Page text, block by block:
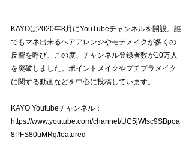
KAYOは2020年8月にYouTubeチャンネルを開設。誰
でもマネ出来るヘアアレンジやモテメイクが多くの
反響を呼び、この度、チャンネル登録者数が10万人
を突破しました。ポイントメイクやプチプラメイク
に関する動画などを中心に投稿しています。
KAYO Youtubeチャンネル：
https://www.youtube.com/channel/UC5jWlsc9SBpoa
8PFS80uMRg/featured